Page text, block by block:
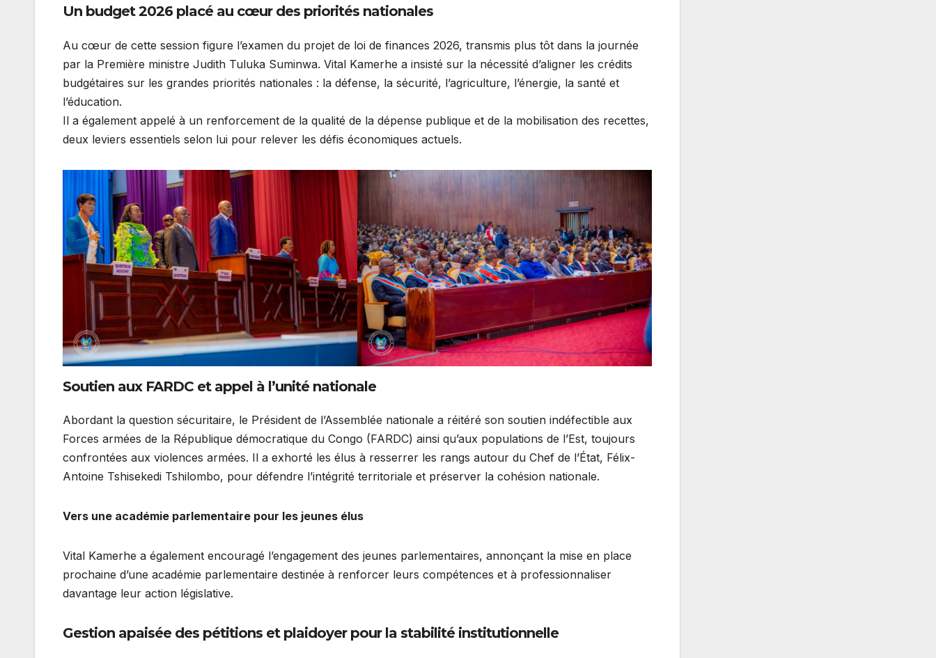
Un budget 2026 placé au cœur des priorités nationales
Au cœur de cette session figure l’examen du projet de loi de finances 2026, transmis plus tôt dans la journée
par la Première ministre Judith Tuluka Suminwa. Vital Kamerhe a insisté sur la nécessité d’aligner les crédits
budgétaires sur les grandes priorités nationales : la défense, la sécurité, l’agriculture, l’énergie, la santé et
l’éducation.
Il a également appelé à un renforcement de la qualité de la dépense publique et de la mobilisation des recettes,
deux leviers essentiels selon lui pour relever les défis économiques actuels.
Soutien aux FARDC et appel à l’unité nationale
Abordant la question sécuritaire, le Président de l’Assemblée nationale a réitéré son soutien indéfectible aux
Forces armées de la République démocratique du Congo (FARDC) ainsi qu’aux populations de l’Est, toujours
confrontées aux violences armées. Il a exhorté les élus à resserrer les rangs autour du Chef de l’État, Félix-
Antoine Tshisekedi Tshilombo, pour défendre l’intégrité territoriale et préserver la cohésion nationale.
Vers une académie parlementaire pour les jeunes élus
Vital Kamerhe a également encouragé l’engagement des jeunes parlementaires, annonçant la mise en place
prochaine d’une académie parlementaire destinée à renforcer leurs compétences et à professionnaliser
davantage leur action législative.
Gestion apaisée des pétitions et plaidoyer pour la stabilité institutionnelle